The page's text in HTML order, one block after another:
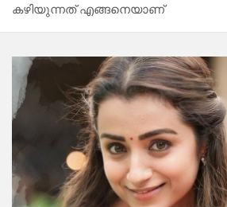
കഴിയുന്നത് എങ്ങനെയാണ്